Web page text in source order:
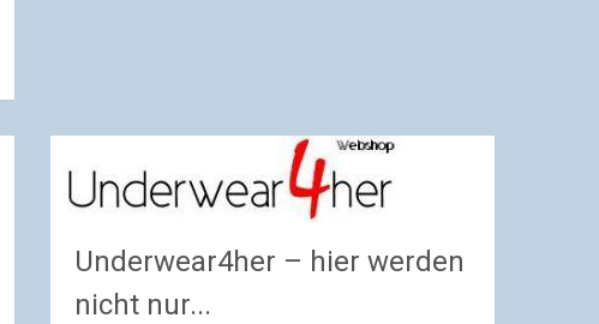
Underwear4her – hier werden
nicht nur...